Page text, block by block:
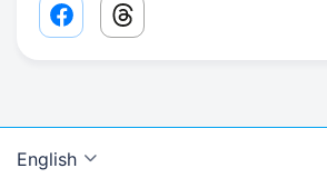
Facebook share link
Threads share link
English